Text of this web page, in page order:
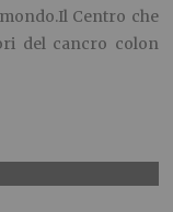
Centro che
del cancro colon